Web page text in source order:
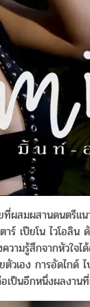
ผสมผสานดนตรีแ
เปียโน ไวโอลิน
ความรู้สึกจากหัวใ
วเอง การอัดไกด์
ป็นอีกหนึ่งผลงาน